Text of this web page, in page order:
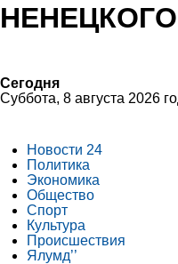
Сегодня
Суббота, 8 августа 2026
Новости 24
Политика
Экономика
Общество
Спорт
Культура
Происшествия
Ялумд’’